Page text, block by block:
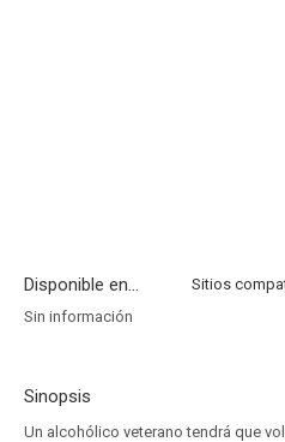
Disponible en...
Sin información
Sinopsis
Un alcohólico veterano tendrá que